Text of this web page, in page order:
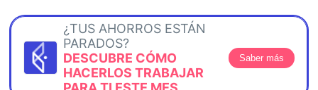
¿TUS AHORROS ESTÁN
PARADOS?
DESCUBRE CÓMO
HACERLOS TRABAJAR
Saber más